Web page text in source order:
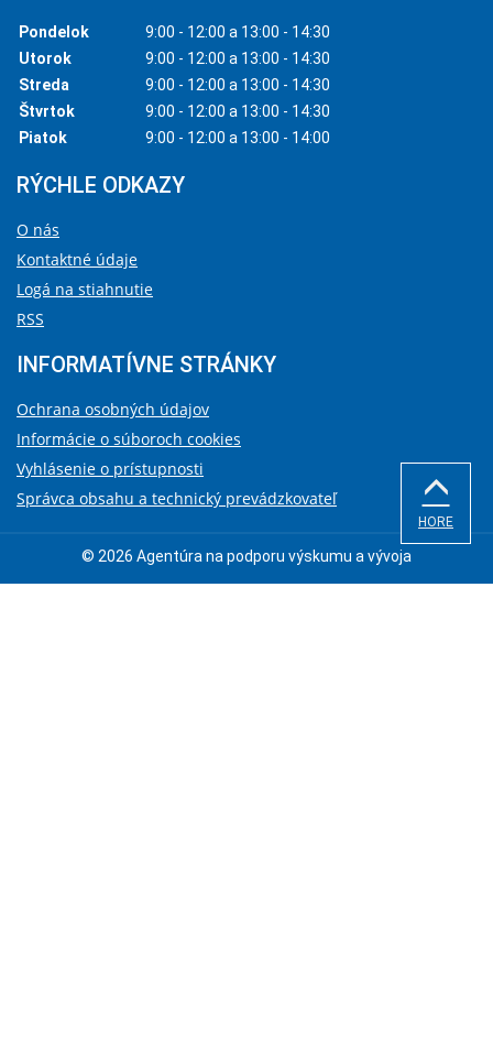
Pondelok
9:00 - 12:00 a 13:00 - 14:30
Utorok
9:00 - 12:00 a 13:00 - 14:30
Streda
9:00 - 12:00 a 13:00 - 14:30
Štvrtok
9:00 - 12:00 a 13:00 - 14:30
Piatok
9:00 - 12:00 a 13:00 - 14:00
RÝCHLE ODKAZY
O nás
Kontaktné údaje
Logá na stiahnutie
RSS
INFORMATÍVNE STRÁNKY
Ochrana osobných údajov
Informácie o súboroch cookies
Vyhlásenie o prístupnosti
Správca obsahu a technický prevádzkovateľ
© 2026 Agentúra na podporu výskumu a vývoja
HORE